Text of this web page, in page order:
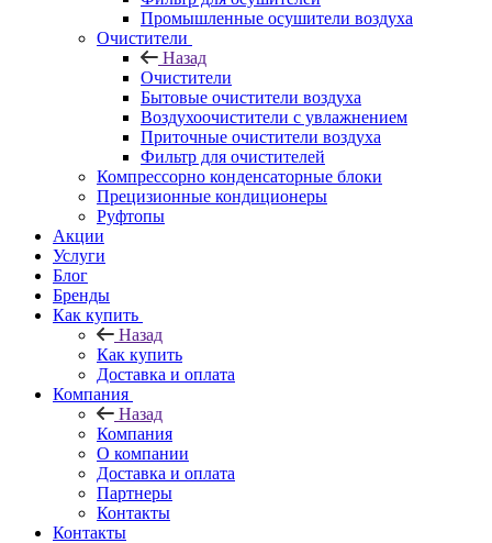
Промышленные осушители воздуха
Очистители
Назад
Очистители
Бытовые очистители воздуха
Воздухоочистители с увлажнением
Приточные очистители воздуха
Фильтр для очистителей
Компрессорно конденсаторные блоки
Прецизионные кондиционеры
Руфтопы
Акции
Услуги
Блог
Бренды
Как купить
Назад
Как купить
Доставка и оплата
Компания
Назад
Компания
О компании
Доставка и оплата
Партнеры
Контакты
Контакты